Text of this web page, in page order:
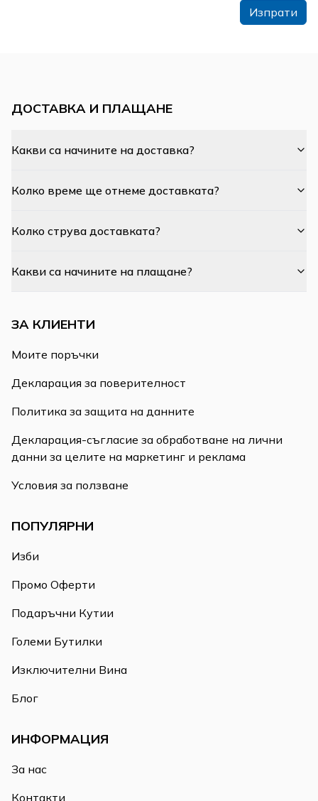
Изпрати
ДОСТАВКА И ПЛАЩАНЕ
Какви са начините на доставка?
Колко време ще отнеме доставката?
Колко струва доставката?
Какви са начините на плащане?
ЗА КЛИЕНТИ
Моите поръчки
Декларация за поверителност
Политика за защита на данните
Декларация-съгласие за обработване на лични
данни за целите на маркетинг и реклама
Условия за ползване
ПОПУЛЯРНИ
Изби
Промо Оферти
Подаръчни Кутии
Големи Бутилки
Изключителни Вина
Блог
ИНФОРМАЦИЯ
За нас
Контакти